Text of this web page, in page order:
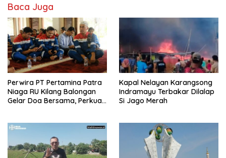
Baca Juga
Perwira PT Pertamina Patra
Niaga RU Kilang Balongan
Gelar Doa Bersama, Perkuat
Kapal Nelayan Karangsong
Indramayu Terbakar Dilalap
Si Jago Merah